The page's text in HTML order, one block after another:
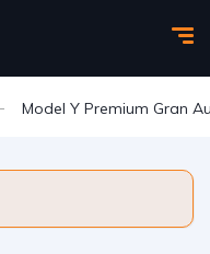
Model Y Premium Gran